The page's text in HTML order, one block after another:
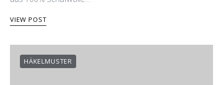
VIEW POST
HÄKELMUSTER